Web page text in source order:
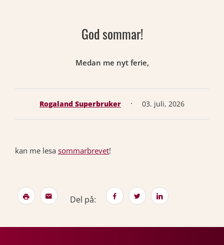
God sommar!
Medan me nyt ferie,
Rogaland Superbruker · 03. juli, 2026
kan me lesa sommarbrevet!
Del på: